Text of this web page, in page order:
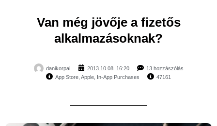
Van még jövője a fizetős
alkalmazásoknak?
danikorpai 2013.10.08. 16:20
13 hozzászólás
App Store Apple In-App Purchases 47161